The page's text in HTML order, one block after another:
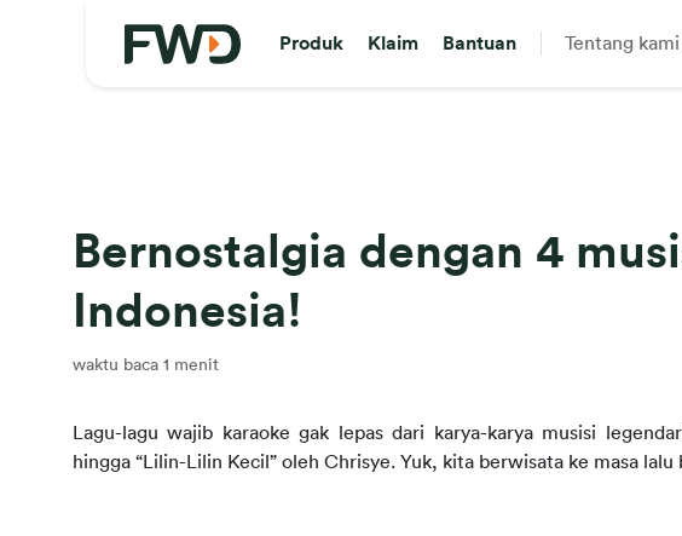
Produk Klaim Bantuan Tentang kami
Bernostalgia dengan 4
Indonesia!
waktu baca 1 menit
Lagu-lagu wajib karaoke gak lepas dari karya-karya musisi
hingga “Lilin-Lilin Kecil” oleh Chrisye. Yuk, kita berwisata ke masa